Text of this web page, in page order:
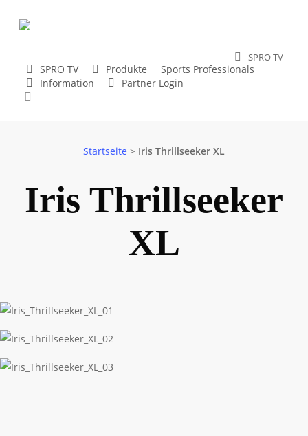
content
SPRO TV
SPRO TV Produkte
Sports Professionals
Information
Partner Login
Cresta Trout Master SPRO
Startseite > Iris Thrillseeker XL
Iris Thrillseeker
XL